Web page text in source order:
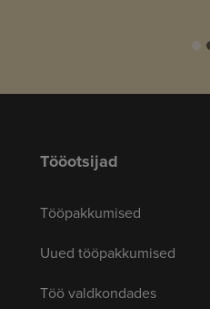
Tööotsijad
Tööpakkumised
Uued tööpakkumised
Töö valdkondades